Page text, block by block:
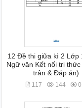
12 Đề thi giữa kì 2 Lớp
Ngữ văn Kết nối tri
trận & Đáp án)
117 144 0